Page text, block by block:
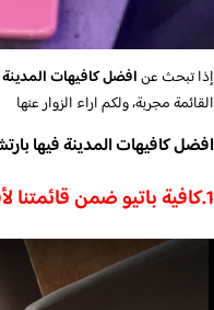
إذا تبحث عنافضل كافيهات
القائمة مجربة، ولكم اراء الزوار عنها
افضل كافيهات المدينة فيها
1.كافية باتيو ضمن قائمتنا